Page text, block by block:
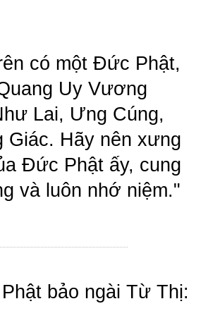
có một Đức Phật,
Uy Vương
Lai, Ưng Cúng,
Giác. Hãy nên xưng
Đức Phật ấy, cung
và luôn nhớ niệm."
bảo ngài Từ Thị: